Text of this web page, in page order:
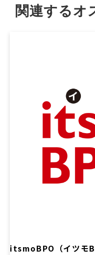
関連するオ
itsmoBPO（イツモ